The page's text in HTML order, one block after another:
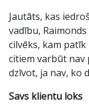
Jautāts, kas
vadību,
cilvēks, kam
citiem varbūt nav
dzīvot, ja nav, ko
Savs klientu loks